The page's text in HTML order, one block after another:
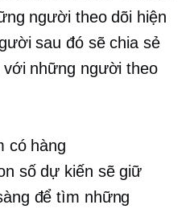
người theo dõi hiện
sau đó sẽ chia sẻ
với những người theo
có hàng
số dự kiến ​​sẽ giữ
để tìm những